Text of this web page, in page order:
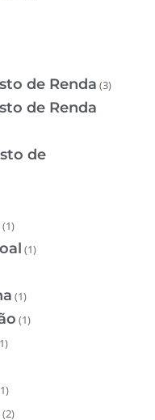
de Renda (3)
de Renda
de
(1)
(1)
(1)
(1)
(2)